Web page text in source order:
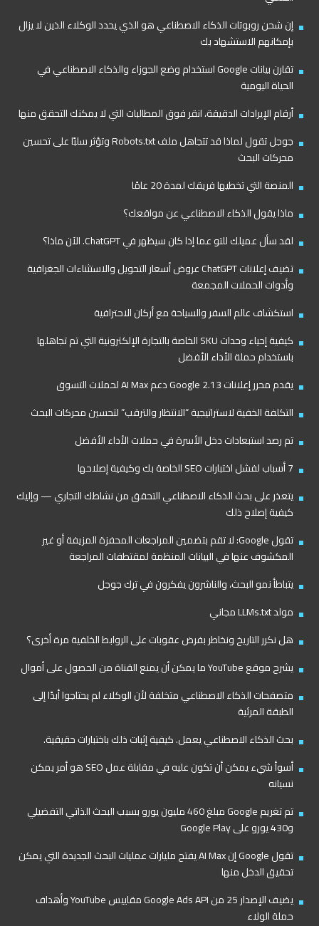
إن شحن روبوتات الذكاء الاصطناعي هو الذي يحدد الوكلاء الذين لا يزال
بإمكانهم الاستشهاد بك
تقارن بيانات Google استخدام وضع الجوزاء والذكاء الاصطناعي في
الحياة اليومية
أرقام الإيرادات الدقيقة، انقر فوق المطالبات التي لا يمكنك التحقق منها
جوجل تقول لماذا قد تتجاهل ملف Robots.txt وتؤثر سلبًا على تحسين
محركات البحث
المنصة التي تخطيها فريقك لمدة 20 عامًا
ماذا يقول الذكاء الاصطناعي عن مواقعك؟
لقد سأل عميلك للتو عما إذا كان سيظهر في ChatGPT. الآن ماذا؟
تضيف إعلانات ChatGPT عروض أسعار التحويل والاستثناءات الجغرافية
وأدوات الحملات المجمعة
استكشاف عالم السفر والسياحة مع أركان الاحترافية
كيفية إحياء وحدات SKU الخاصة بالتجارة الإلكترونية التي تم تجاهلها
باستخدام حملة الأداء الأفضل
يقدم محرر إعلانات Google 2.13 دعم AI Max لحملات التسوق
التكلفة الخفية لاستراتيجية “الانتظار والترقب” لتحسين محركات البحث
تم رصد استبعادات دخل الأسرة في حملات الأداء الأفضل
7 أسباب لفشل اختبارات SEO الخاصة بك وكيفية إصلاحها
يتعذر على بحث الذكاء الاصطناعي التحقق من نشاطك التجاري — وإليك
كيفية إصلاح ذلك
تقول Google: لا تقم بتضمين المراجعات المحفزة المزيفة أو غير
المكشوف عنها في البيانات المنظمة لمقتطفات المراجعة
يتباطأ نمو البحث، والناشرون يفكرون في ترك جوجل
مولد LLMs.txt مجاني
هل نكرر التاريخ ونخاطر بفرض عقوبات على الروابط الخلفية مرة أخرى؟
يشرح موقع YouTube ما يمكن أن يمنع القناة من الحصول على أموال
متصفحات الذكاء الاصطناعي متخلفة لأن الوكلاء لم يحتاجوا أبدًا إلى
الطبقة المرئية
بحث الذكاء الاصطناعي يعمل. كيفية إثبات ذلك باختبارات حقيقية.
أسوأ شيء يمكن أن تكون عليه في مقابلة عمل SEO هو أمر يمكن
نسيانه
تم تغريم Google مبلغ 460 مليون يورو بسبب البحث الذاتي التفضيلي
و430 يورو على Google Play
تقول Google إن AI Max يفتح مليارات عمليات البحث الجديدة التي يمكن
تحقيق الدخل منها
يضيف الإصدار 25 من Google Ads API مقاييس YouTube وأهداف
حملة الولاء